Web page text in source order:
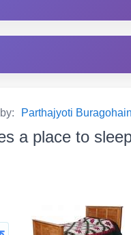
Parthajyoti Buragohain
a place to